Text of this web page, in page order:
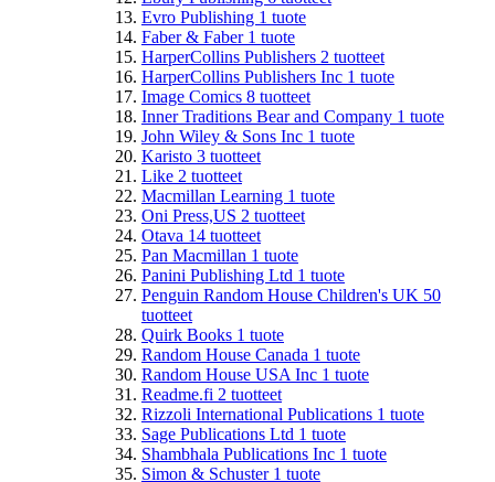
Evro Publishing 1 tuote
Faber & Faber 1 tuote
HarperCollins Publishers 2 tuotteet
HarperCollins Publishers Inc 1 tuote
Image Comics 8 tuotteet
Inner Traditions Bear and Company 1 tuote
John Wiley & Sons Inc 1 tuote
Karisto 3 tuotteet
Like 2 tuotteet
Macmillan Learning 1 tuote
Oni Press,US 2 tuotteet
Otava 14 tuotteet
Pan Macmillan 1 tuote
Panini Publishing Ltd 1 tuote
Penguin Random House Children's UK 50
tuotteet
Quirk Books 1 tuote
Random House Canada 1 tuote
Random House USA Inc 1 tuote
Readme.fi 2 tuotteet
Rizzoli International Publications 1 tuote
Sage Publications Ltd 1 tuote
Shambhala Publications Inc 1 tuote
Simon & Schuster 1 tuote